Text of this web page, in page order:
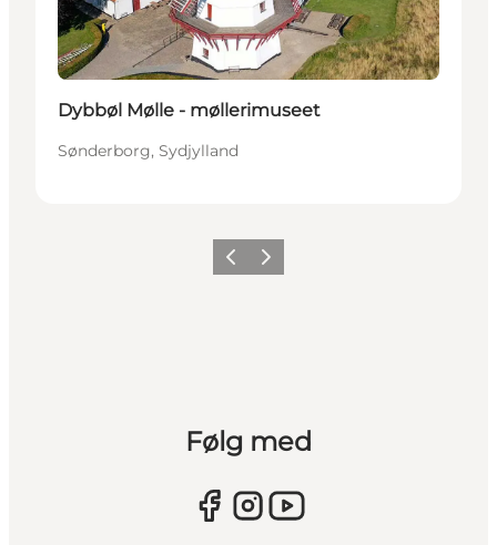
Dybbøl Mølle - møllerimuseet
Sønderborg, Sydjylland
ForrigeNæste
Følg med